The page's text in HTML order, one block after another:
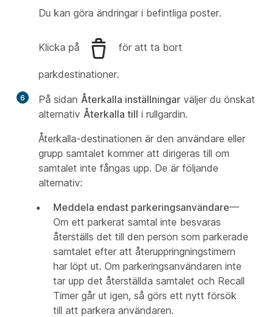
Du kan göra ändringar i befintliga poster.
Klicka på för att ta bort
parkdestinationer.
6 På sidan Återkalla inställningar väljer du önskat
alternativ Återkalla till i rullgardin.
Återkalla-destinationen är den användare eller
grupp samtalet kommer att dirigeras till om
samtalet inte fångas upp. De är följande
alternativ:
Meddela endast parkeringsanvändare—
Om ett parkerat samtal inte besvaras
återställs det till den person som parkerade
samtalet efter att återuppringningstimern
har löpt ut. Om parkeringsanvändaren inte
tar upp det återställda samtalet och Recall
Timer går ut igen, så görs ett nytt försök
till att parkera användaren.